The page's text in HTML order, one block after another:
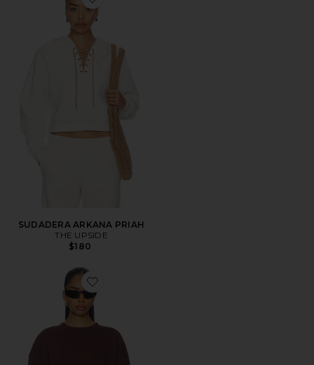
Favorite SUDADERA ARKANA PRIAH
SUDADERA ARKANA PRIAH
THE UPSIDE
$180
Favorite JERSEY CUELLO REDONDO TOLUCA LISEL